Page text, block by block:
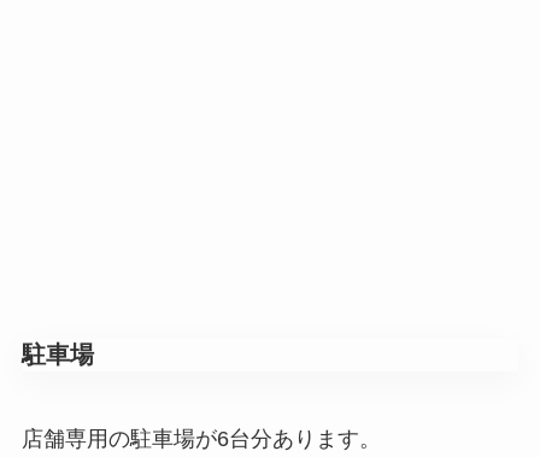
駐車場
店舗専用の駐車場が6台分あります。